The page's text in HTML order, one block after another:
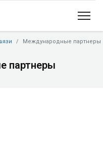
Международные партнеры
партнеры